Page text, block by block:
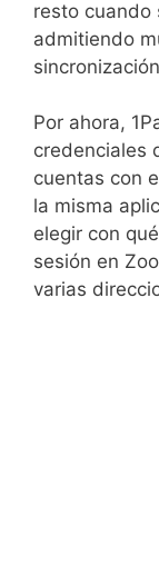
resto cuando
admitiendo
Por ahora,
credenciales
cuentas con
la misma
elegir con
sesión en
varias